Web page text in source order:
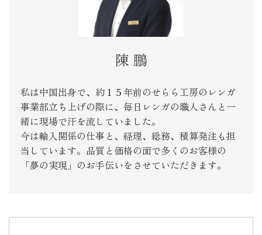
陳 鵬
私は中国出身で、約１５年前のせらら工房のレンガ
事業部立ち上げの際に、毎日レンガの職人さんと一
緒に現場で汗を流していました。
今は輸入関係の仕事と、経理、総務、積算発注も担
当しています。品質と価格の面で多くのお客様の
「夢の実現」のお手伝いをさせていただきます。